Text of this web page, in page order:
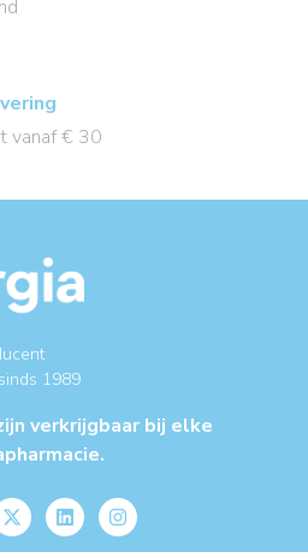
vanaf € 30
1989
verkrijgbaar bij elke